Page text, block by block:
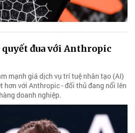
quyết đua với Anthropic
mạnh giá dịch vụ trí tuệ nhân tạo (AI)
hơn với Anthropic - đối thủ đang nổi lên
doanh nghiệp.